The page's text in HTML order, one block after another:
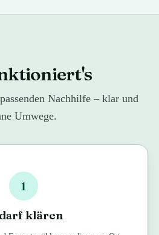
Nachhilfe – klar und
Umwege.
1
klären